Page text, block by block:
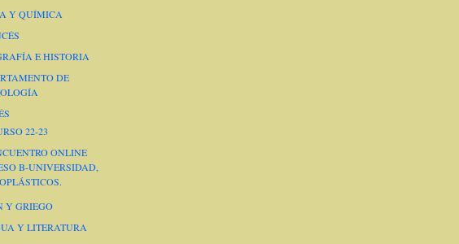
Y QUÍMICA
E HISTORIA
DE
22-23
ONLINE
B-UNIVERSIDAD,
Y GRIEGO
Y LITERATURA